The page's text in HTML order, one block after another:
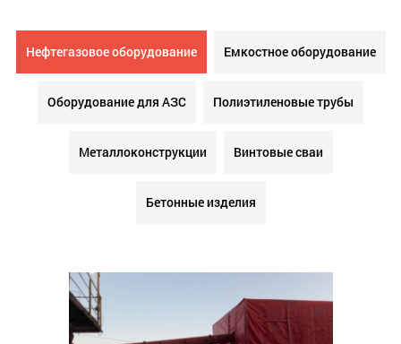
Нефтегазовое оборудование Емкостное оборудование
Оборудование для АЗС Полиэтиленовые трубы
Металлоконструкции Винтовые сваи
Бетонные изделия